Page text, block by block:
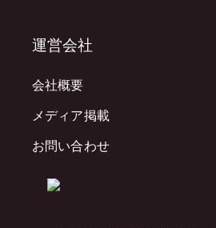
運営会社
会社概要
メディア掲載
お問い合わせ